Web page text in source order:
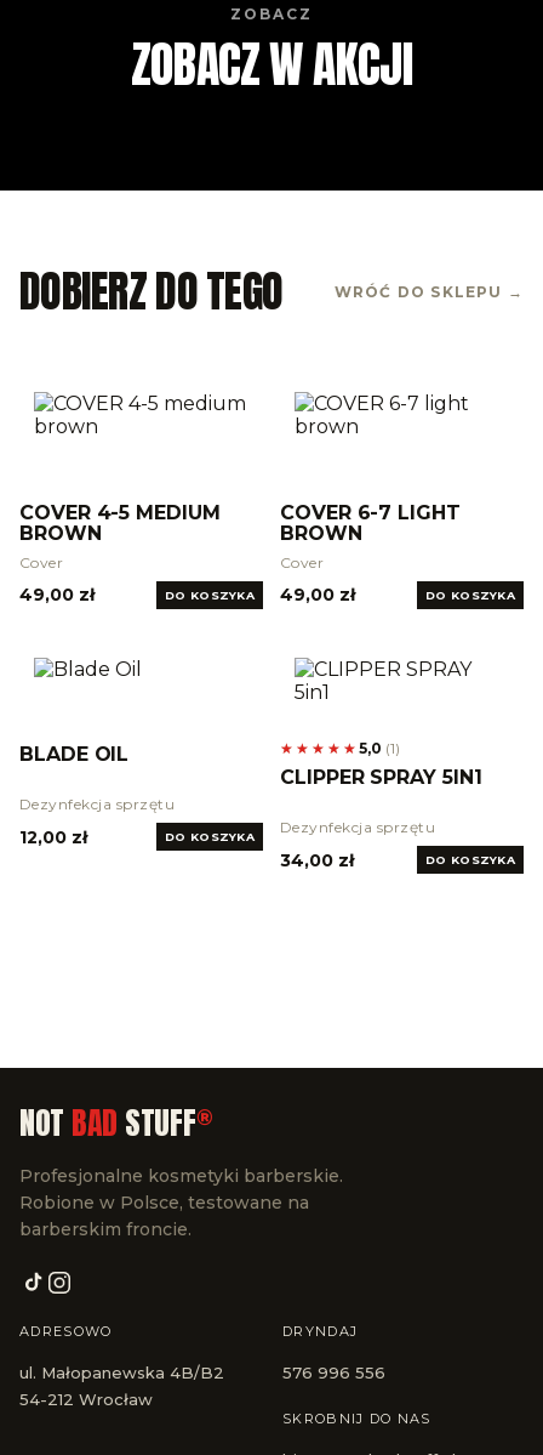
ZOBACZ
ZOBACZ W AKCJI
DOBIERZ DO TEGO WRÓĆ DO SKLEPU →
COVER 4-5 MEDIUM
BROWN
Cover
49,00 zł DO KOSZYKA
COVER 6-7 LIGHT
BROWN
Cover
49,00 zł DO KOSZYKA
BLADE OIL
Dezynfekcja sprzętu
12,00 zł DO KOSZYKA
★★★★★
★★★★★ 5,0 (1)
CLIPPER SPRAY 5IN1
Dezynfekcja sprzętu
34,00 zł DO KOSZYKA
NOT BAD STUFF®
Profesjonalne kosmetyki barberskie.
Robione w Polsce, testowane na
barberskim froncie.
ADRESOWO
ul. Małopanewska 4B/B2
54-212 Wrocław
DRYNDAJ
576 996 556
SKROBNIJ DO NAS